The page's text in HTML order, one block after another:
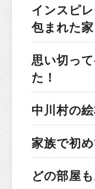
インスピ
包まれた家
思い切っ
た！
中川村の
家族で初
どの部屋